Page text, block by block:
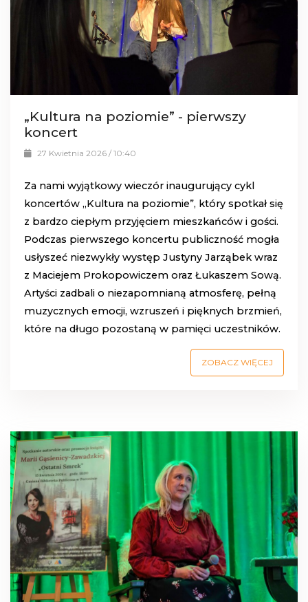
„Kultura na poziomie” - pierwszy
koncert
27 Kwietnia 2026 / 10:40
Za nami wyjątkowy wieczór inaugurujący cykl
koncertów „Kultura na poziomie”, który spotkał się
z bardzo ciepłym przyjęciem mieszkańców i gości.
Podczas pierwszego koncertu publiczność mogła
usłyszeć niezwykły występ Justyny Jarząbek wraz
z Maciejem Prokopowiczem oraz Łukaszem Sową.
Artyści zadbali o niezapomnianą atmosferę, pełną
muzycznych emocji, wzruszeń i pięknych brzmień,
które na długo pozostaną w pamięci uczestników.
ZOBACZ WIĘCEJ